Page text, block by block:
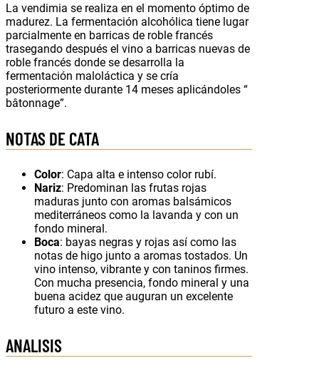
La vendimia se realiza en el momento óptimo de
madurez. La fermentación alcohólica tiene lugar
parcialmente en barricas de roble francés
trasegando después el vino a barricas nuevas de
roble francés donde se desarrolla la
fermentación maloláctica y se cría
posteriormente durante 14 meses aplicándoles “
bâtonnage”.
NOTAS DE CATA
Color: Capa alta e intenso color rubí.
Nariz: Predominan las frutas rojas
maduras junto con aromas balsámicos
mediterráneos como la lavanda y con un
fondo mineral.
Boca: bayas negras y rojas así como las
notas de higo junto a aromas tostados. Un
vino intenso, vibrante y con taninos firmes.
Con mucha presencia, fondo mineral y una
buena acidez que auguran un excelente
futuro a este vino.
ANALISIS